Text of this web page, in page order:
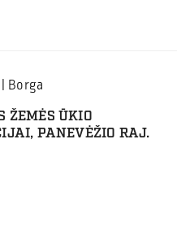
ŽEMĖS ŪKIO
PANEVĖŽIO RAJ.